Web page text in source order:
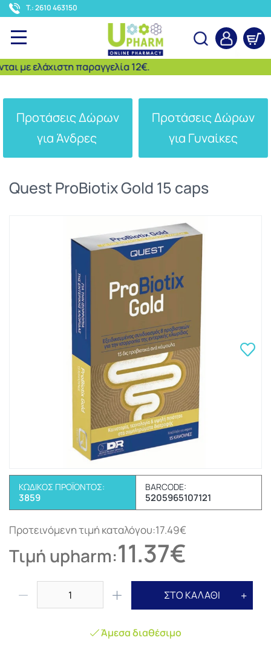
T.: 2610 463150
ελάχιστη παραγγελία 12€.
Αναζήτηση
Προτάσεις Δώρων
για Άνδρες
Προτάσεις Δώρων
για Γυναίκες
Quest ProBiotix Gold 15 caps
ΚΩΔΙΚΌΣ ΠΡΟΪΌΝΤΟΣ:
3859
BARCODE:
5205965107121
Προτεινόμενη τιμή καταλόγου:17.49€
Τιμή upharm:11.37€
ΣΤΟ ΚΑΛΑΘΙ
Άμεσα διαθέσιμο